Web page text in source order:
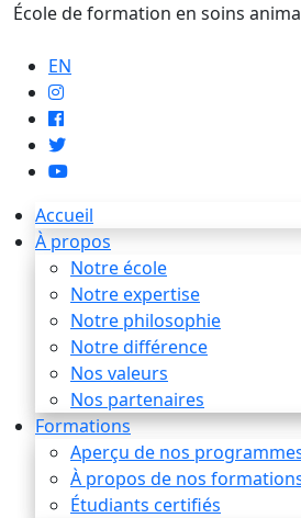
École de formation en soins
EN
Accueil
À propos
Notre école
Notre expertise
Notre philosophie
Notre différence
Nos valeurs
Nos partenaires
Formations
Aperçu de nos
À propos de nos
Étudiants certifiés